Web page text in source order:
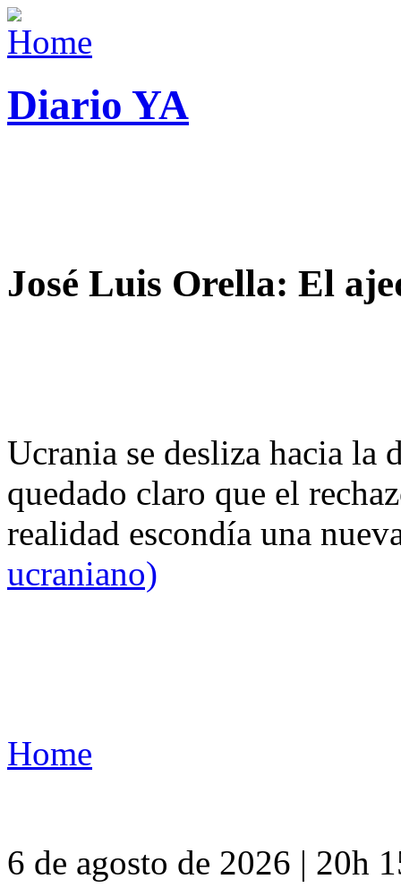
Diario YA
José Luis Orella: El
Ucrania se desliza hacia
quedado claro que el
realidad escondía una
ucraniano)
Home
6 de agosto de 2026 | 20h